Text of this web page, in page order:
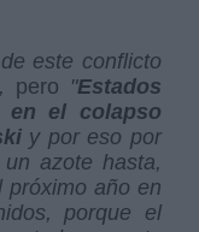
este conflicto
pero "Estados
en el colapso
y por eso por
azote hasta,
próximo año en
porque el